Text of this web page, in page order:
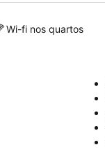
Wi-fi nos quartos